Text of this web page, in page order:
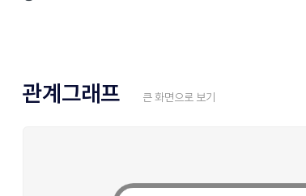
관계그래프 큰 화면으로 보기